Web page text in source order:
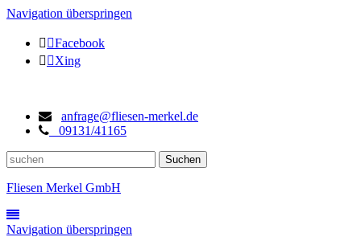
Navigation überspringen
Facebook
Xing
anfrage@fliesen-merkel.de
09131/41165
Fliesen Merkel GmbH
Navigation überspringen